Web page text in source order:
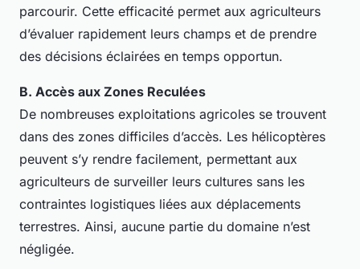
parcourir. Cette efficacité permet aux agriculteurs
d’évaluer rapidement leurs champs et de prendre
des décisions éclairées en temps opportun.
B. Accès aux Zones Reculées
De nombreuses exploitations agricoles se trouvent
dans des zones difficiles d’accès. Les hélicoptères
peuvent s’y rendre facilement, permettant aux
agriculteurs de surveiller leurs cultures sans les
contraintes logistiques liées aux déplacements
terrestres. Ainsi, aucune partie du domaine n’est
négligée.